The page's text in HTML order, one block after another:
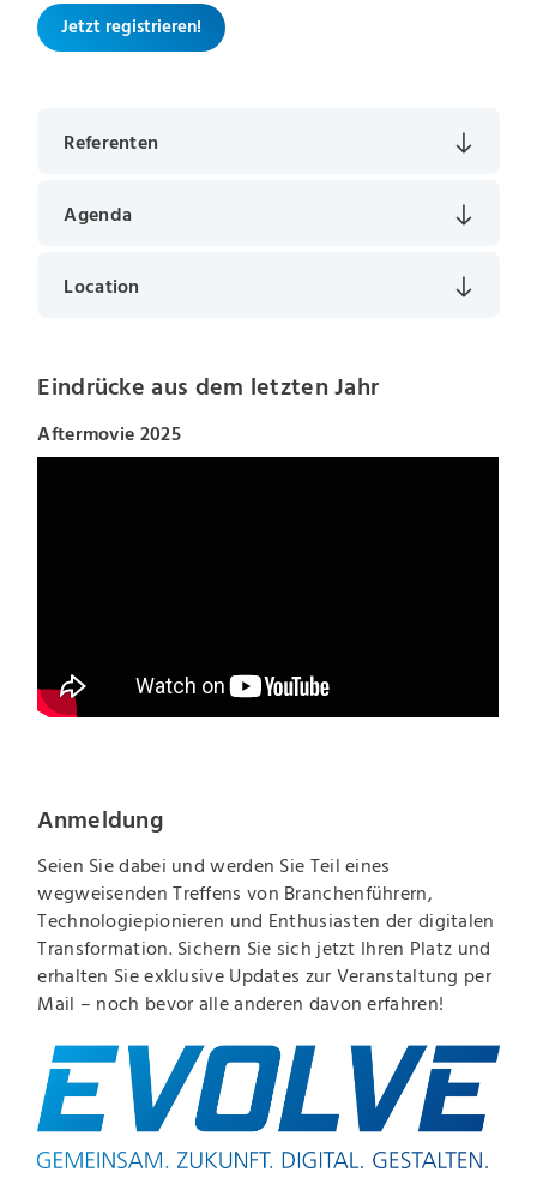
Jetzt registrieren!
Referenten
Agenda
Location
Eindrücke aus dem letzten Jahr
Aftermovie 2025
Anmeldung
Seien Sie dabei und werden Sie Teil eines
wegweisenden Treffens von Branchenführern,
Technologiepionieren und Enthusiasten der digitalen
Transformation. Sichern Sie sich jetzt Ihren Platz und
erhalten Sie exklusive Updates zur Veranstaltung per
Mail – noch bevor alle anderen davon erfahren!